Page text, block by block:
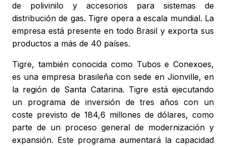
de polivinilo y accesorios para sistemas de
distribución de gas. Tigre opera a escala mundial. La
empresa está presente en todo Brasil y exporta sus
productos a más de 40 países.
Tigre, también conocida como Tubos e Conexoes,
es una empresa brasileña con sede en Jionville, en
la región de Santa Catarina. Tigre está ejecutando
un programa de inversión de tres años con un
coste previsto de 184,6 millones de dólares, como
parte de un proceso general de modernización y
expansión. Este programa aumentará la capacidad